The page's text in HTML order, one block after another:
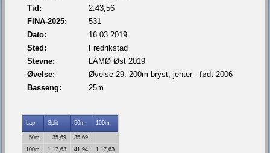
Tid:
2.43,56
FINA-2025:
531
Dato:
16.03.2019
Sted:
Fredrikstad
Stevne:
LÅMØ Øst 2019
Øvelse:
Øvelse 29. 200m bryst, jenter - født 2006
Basseng:
25m
Lap Split 50m 100m
50m 35,69
35,69
100m
1.17,63 41,94
1.17,63